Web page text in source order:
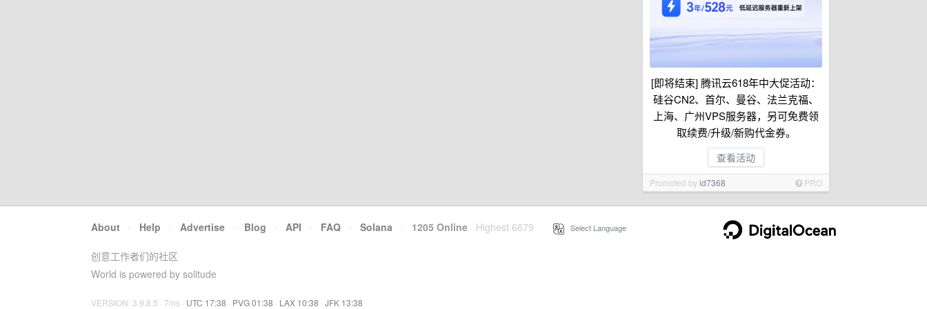
[即将结束] 腾讯云618年中大促活动：
硅谷CN2、首尔、曼谷、法兰克福、
上海、广州VPS服务器，另可免费领
取续费/升级/新购代金券。
查看活动
Promoted byid7368 PRO
About · Help · Advertise · Blog · API · FAQ · Solana · 1205 Online Highest 6679 Select Language
创意工作者们的社区
World is powered by solitude
VERSION: 3.9.8.5 · 7ms · UTC 17:38 · PVG 01:38 · LAX 10:38 · JFK 13:38